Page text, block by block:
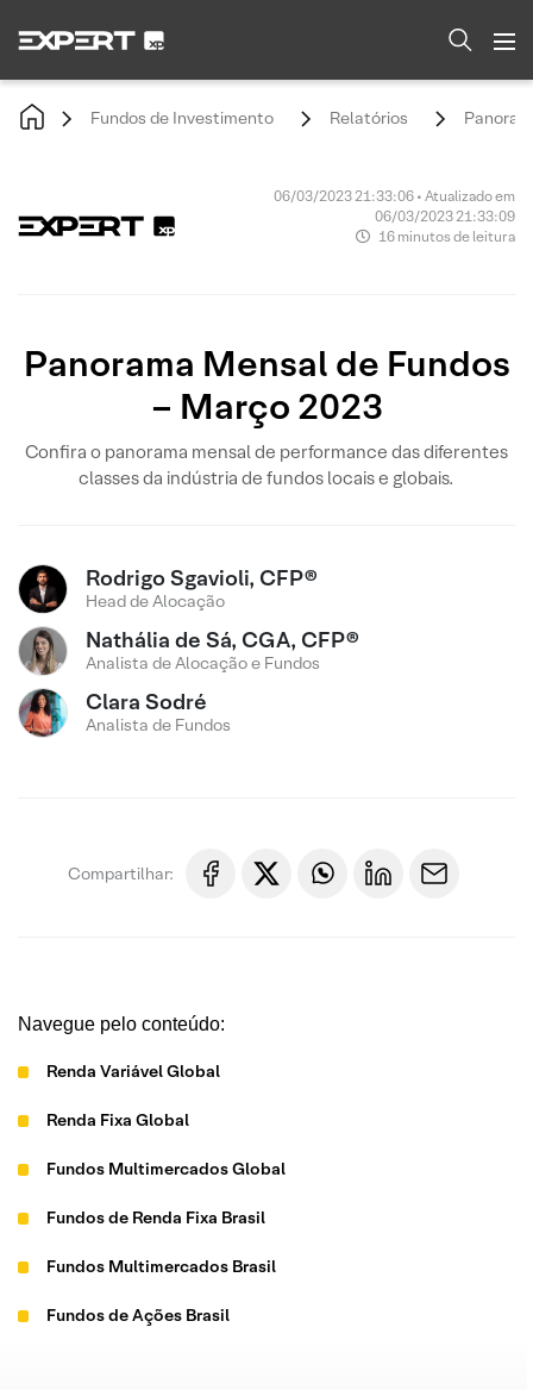
Fundos de Investimento Relatórios
06/03/2023 21:33:06 • Atualizado em
06/03/2023 21:33:09
16 minutos de leitura
Panorama Mensal de Fundos
– Março 2023
Confira o panorama mensal de performance das diferentes
classes da indústria de fundos locais e globais.
Rodrigo Sgavioli, CFP®
Head de Alocação
Nathália de Sá, CGA, CFP®
Analista de Alocação e Fundos
Clara Sodré
Analista de Fundos
Compartilhar:
Navegue pelo conteúdo:
Renda Variável Global
Renda Fixa Global
Fundos Multimercados Global
Fundos de Renda Fixa Brasil
Fundos Multimercados Brasil
Fundos de Ações Brasil